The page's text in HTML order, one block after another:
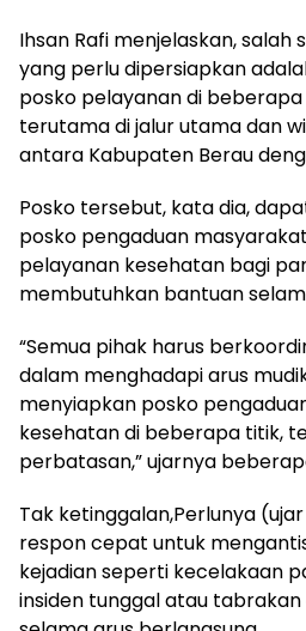
Ihsan Rafi menjelaskan,
yang perlu dipersiapkan
posko pelayanan di
terutama di jalur utama dan
antara Kabupaten Berau
Posko tersebut, kata dia,
posko pengaduan
pelayanan kesehatan bagi
membutuhkan bantuan
“Semua pihak harus
dalam menghadapi arus
menyiapkan posko
kesehatan di beberapa titik,
perbatasan,” ujarnya
Tak ketinggalan,Perlunya
respon cepat untuk
kejadian seperti kecelakaan
insiden tunggal atau